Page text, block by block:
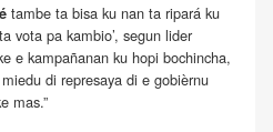
tambe ta bisa ku nan ta ripará ku
vota pa kambio’, segun lider
e kampañanan ku hopi bochincha,
di represaya di e gobièrnu
mas.”